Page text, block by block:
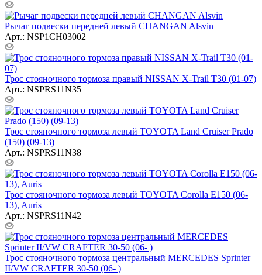
Рычаг подвески передней левый CHANGAN Alsvin
Арт.: NSP1CH03002
Трос стояночного тормоза правый NISSAN X-Trail T30 (01-07)
Арт.: NSPRS11N35
Трос стояночного тормоза левый TOYOTA Land Cruiser Prado
(150) (09-13)
Арт.: NSPRS11N38
Трос стояночного тормоза левый TOYOTA Corolla E150 (06-
13), Auris
Арт.: NSPRS11N42
Трос стояночного тормоза центральный MERCEDES Sprinter
II/VW CRAFTER 30-50 (06- )